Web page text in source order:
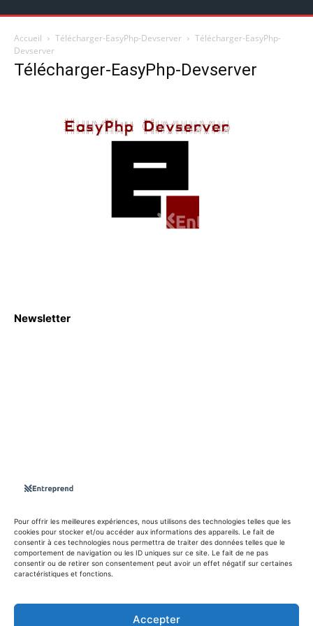
Pour offrir les meilleures expériences, nous utilisons des technologies telles que les
cookies pour stocker et/ou accéder aux informations des appareils. Le fait de
consentir à ces technologies nous permettra de traiter des données telles que le
comportement de navigation ou les ID uniques sur ce site. Le fait de ne pas
consentir ou de retirer son consentement peut avoir un effet négatif sur certaines
caractéristiques et fonctions.
Accepter
Accueil Télécharger-EasyPhp-Devserver
Télécharger-EasyPhp-
Devserver
Télécharger-EasyPhp-Devserver
info@entreprend.net
Newsletter
Politique de confidentialité